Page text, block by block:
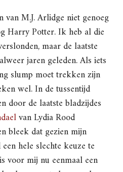
M.J. Arlidge niet genoeg
Harry Potter. Ik heb al die
maar de laatste
jaren geleden. Als iets
slump moet trekken zijn
wel. In de tussentijd
door de laatste bladzijdes
van Lydia Rood
bleek dat gezien mijn
hele slechte keuze te
voor mij nu eenmaal een